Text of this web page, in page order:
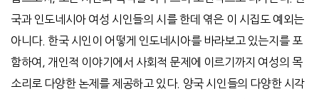
국과 인도네시아 여성 시인들의 시를 한데 엮은 이 시집도 예외는
아니다. 한국 시인이 어떻게 인도네시아를 바라보고 있는지를 포
함하여, 개인적 이야기에서 사회적 문제에 이르기까지 여성의 목
소리로 다양한 논제를 제공하고 있다. 양국 시인들의 다양한 시각